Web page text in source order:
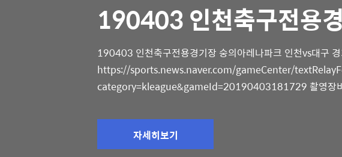
190403 인천축구전용
190403 인천축구전용경기장 숭의아레나파크 인천vs대구
https://sports.news.naver.com/gameCenter/
category=kleague&gameId=20190403181729 촬영장
@SmilemanSnap * 본 블로그의 사진은 저작권 관련 법의 보
배포, 판매 등 상업적으로 사용할 경우 민, 형사상 책임이 따를
자세히보기